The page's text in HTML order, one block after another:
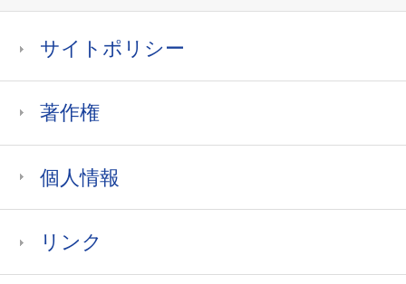
サイトポリシー
著作権
個人情報
リンク